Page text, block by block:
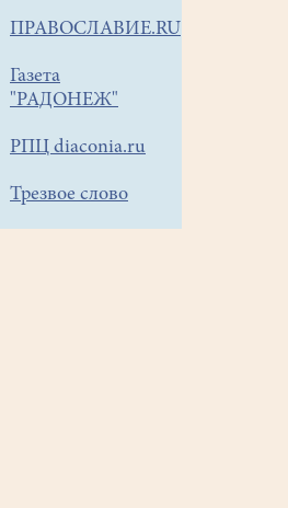
ПРАВОСЛАВИЕ.RU
Газета
"РАДОНЕЖ"
РПЦ diaconia.ru
Трезвое слово